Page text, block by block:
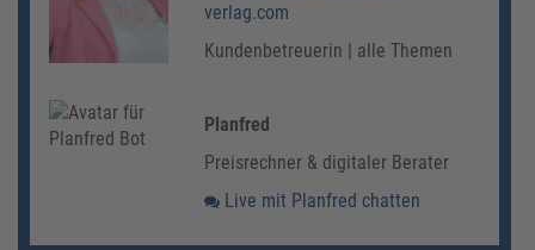
verlag.com
Kundenbetreuerin | alle Themen
Planfred
Preisrechner & digitaler Berater
Live mit Planfred chatten